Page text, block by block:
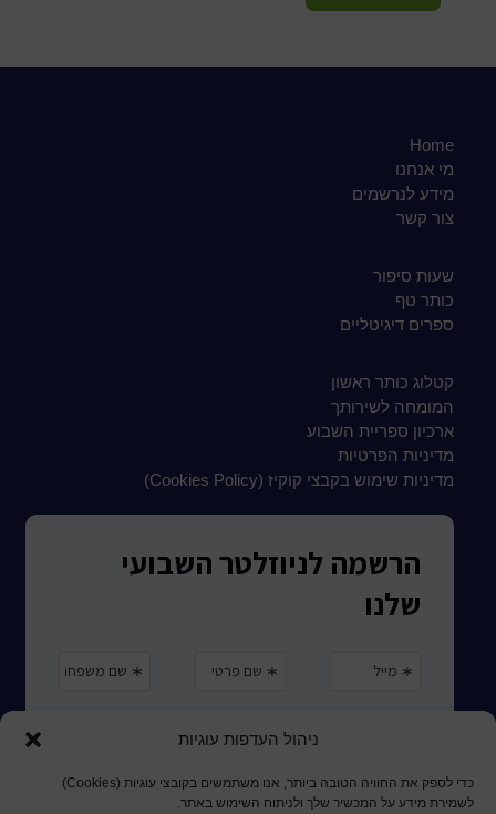
ניהול העדפות עוגיות
כדי לספק את החוויה הטובה ביותר, אנו משתמשים בקובצי עוגיות (Cookies)
לשמירת מידע על המכשיר שלך ולניתוח השימוש באתר.
Home
מי אנחנו
מידע לנרשמים
צור קשר
שעות סיפור
כותר טף
ספרים דיגיטליים
קטלוג כותר ראשון
המומחה לשירותך
ארכיון ספריית השבוע
מדיניות הפרטיות
מדיניות שימוש בקבצי קוקיז (Cookies Policy)